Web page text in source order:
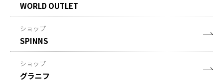
WORLD OUTLET
ショップ
SPINNS
ショップ
グラニフ